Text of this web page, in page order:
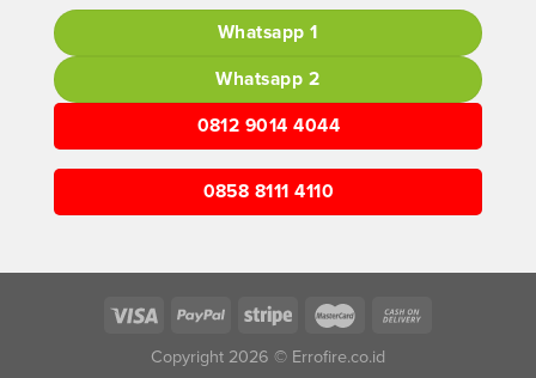
Whatsapp 1
Whatsapp 2
0812 9014 4044
0858 8111 4110
Copyright 2026 © Errofire.co.id